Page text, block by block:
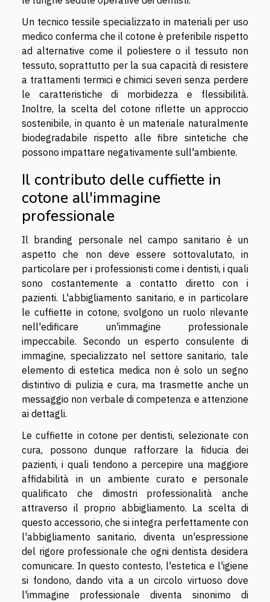
Un tecnico tessile specializzato in materiali per uso
medico conferma che il cotone è preferibile rispetto
ad alternative come il poliestere o il tessuto non
tessuto, soprattutto per la sua capacità di resistere
a trattamenti termici e chimici severi senza perdere
le caratteristiche di morbidezza e flessibilità.
Inoltre, la scelta del cotone riflette un approccio
sostenibile, in quanto è un materiale naturalmente
biodegradabile rispetto alle fibre sintetiche che
possono impattare negativamente sull'ambiente.
Il contributo delle cuffiette in
cotone all'immagine
professionale
Il branding personale nel campo sanitario è un
aspetto che non deve essere sottovalutato, in
particolare per i professionisti come i dentisti, i quali
sono costantemente a contatto diretto con i
pazienti. L'abbigliamento sanitario, e in particolare
le cuffiette in cotone, svolgono un ruolo rilevante
nell'edificare un'immagine professionale
impeccabile. Secondo un esperto consulente di
immagine, specializzato nel settore sanitario, tale
elemento di estetica medica non è solo un segno
distintivo di pulizia e cura, ma trasmette anche un
messaggio non verbale di competenza e attenzione
ai dettagli.
Le cuffiette in cotone per dentisti, selezionate con
cura, possono dunque rafforzare la fiducia dei
pazienti, i quali tendono a percepire una maggiore
affidabilità in un ambiente curato e personale
qualificato che dimostri professionalità anche
attraverso il proprio abbigliamento. La scelta di
questo accessorio, che si integra perfettamente con
l'abbigliamento sanitario, diventa un'espressione
del rigore professionale che ogni dentista desidera
comunicare. In questo contesto, l'estetica e l'igiene
si fondono, dando vita a un circolo virtuoso dove
l'immagine professionale diventa sinonimo di